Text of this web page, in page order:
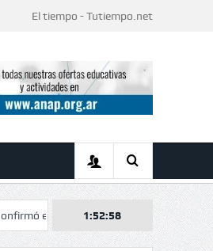
El tiempo - Tutiempo.net
de una histórica visita de tres días
1:52:59